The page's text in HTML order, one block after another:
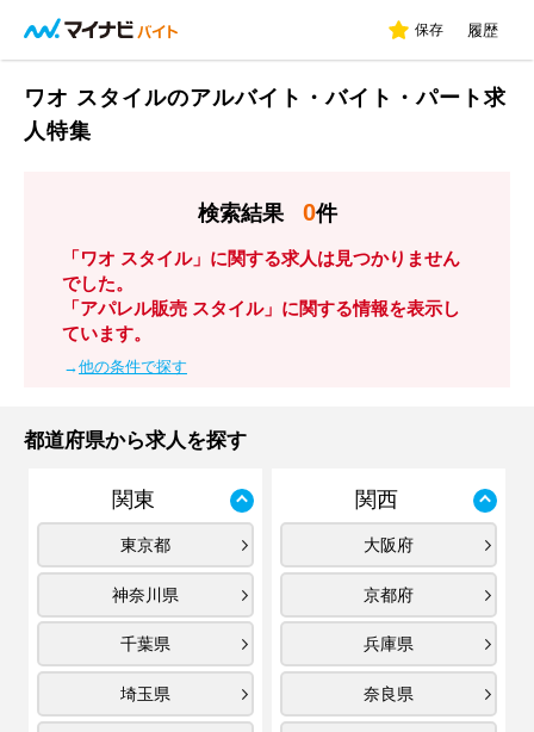
保存 履歴
ワオ スタイルのアルバイト・バイト・パート求
人特集
検索結果 0件
「ワオ スタイル」に関する求人は見つかりません
でした。
「アパレル販売 スタイル」に関する情報を表示し
ています。
→他の条件で探す
都道府県から求人を探す
関東
東京都
神奈川県
千葉県
埼玉県
関西
大阪府
京都府
兵庫県
奈良県